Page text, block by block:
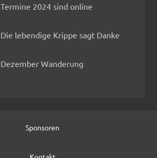
Termine 2024 sind online
Die lebendige Krippe sagt Danke
Dezember Wanderung
Sponsoren